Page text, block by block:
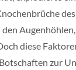
diese
zur